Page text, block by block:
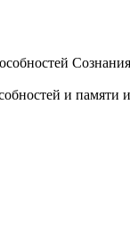
Сознания
и памяти